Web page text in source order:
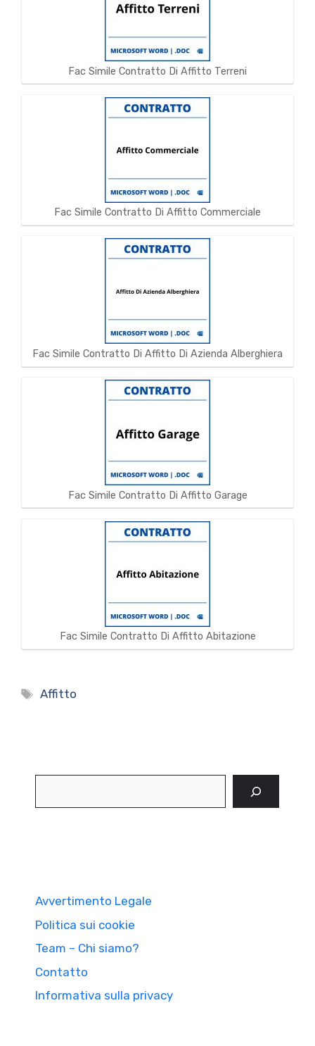
Fac Simile Contratto Di Affitto Terreni
Fac Simile Contratto Di Affitto Commerciale
Fac Simile Contratto Di Affitto Di Azienda Alberghiera
Fac Simile Contratto Di Affitto Garage
Fac Simile Contratto Di Affitto Abitazione
Tag
Affitto
Avvertimento Legale
Politica sui cookie
Team – Chi siamo?
Contatto
Informativa sulla privacy